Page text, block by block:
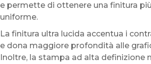
e permette di ottenere una finitura
uniforme.
La finitura ultra lucida accentua i
e dona maggiore profondità alle
Inoltre, la stampa ad alta definizione